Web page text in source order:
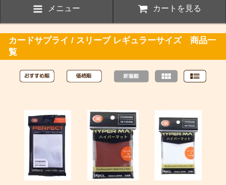
メニュー カートを見る
カードサプライ / スリーブ レギュラーサイズ 商品一
覧